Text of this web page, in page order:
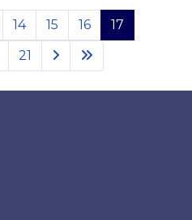
14 15 16
17
21